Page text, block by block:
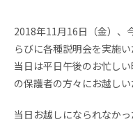
プライバシーポリシ
2018年11月16日（金）、
らびに各種説明会を実施い
当日は平日午後のお忙し
の保護者の方々にお越し
当日お越しになられなか